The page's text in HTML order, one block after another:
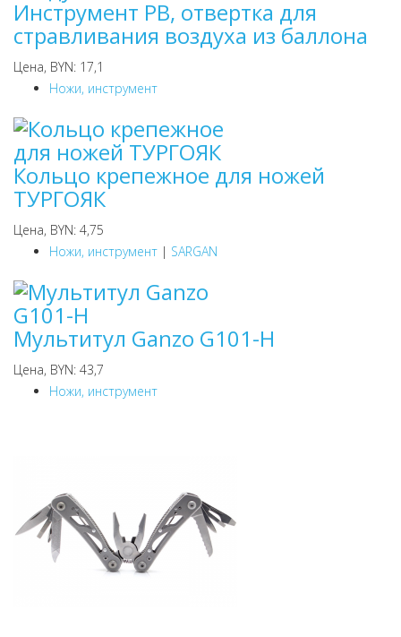
Инструмент PB, отвертка для
стравливания воздуха из баллона
Цена, BYN: 17,1
Ножи, инструмент
Кольцо крепежное для ножей
ТУРГОЯК
Цена, BYN: 4,75
Ножи, инструмент | SARGAN
Мультитул Ganzo G101-H
Цена, BYN: 43,7
Ножи, инструмент